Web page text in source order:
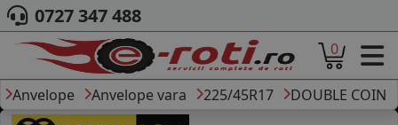
ACASA
DESPRE NOI
ANVELOPE
0727 347 488
0
Anvelope Anvelope vara 225/45R17 DOUBLE COIN